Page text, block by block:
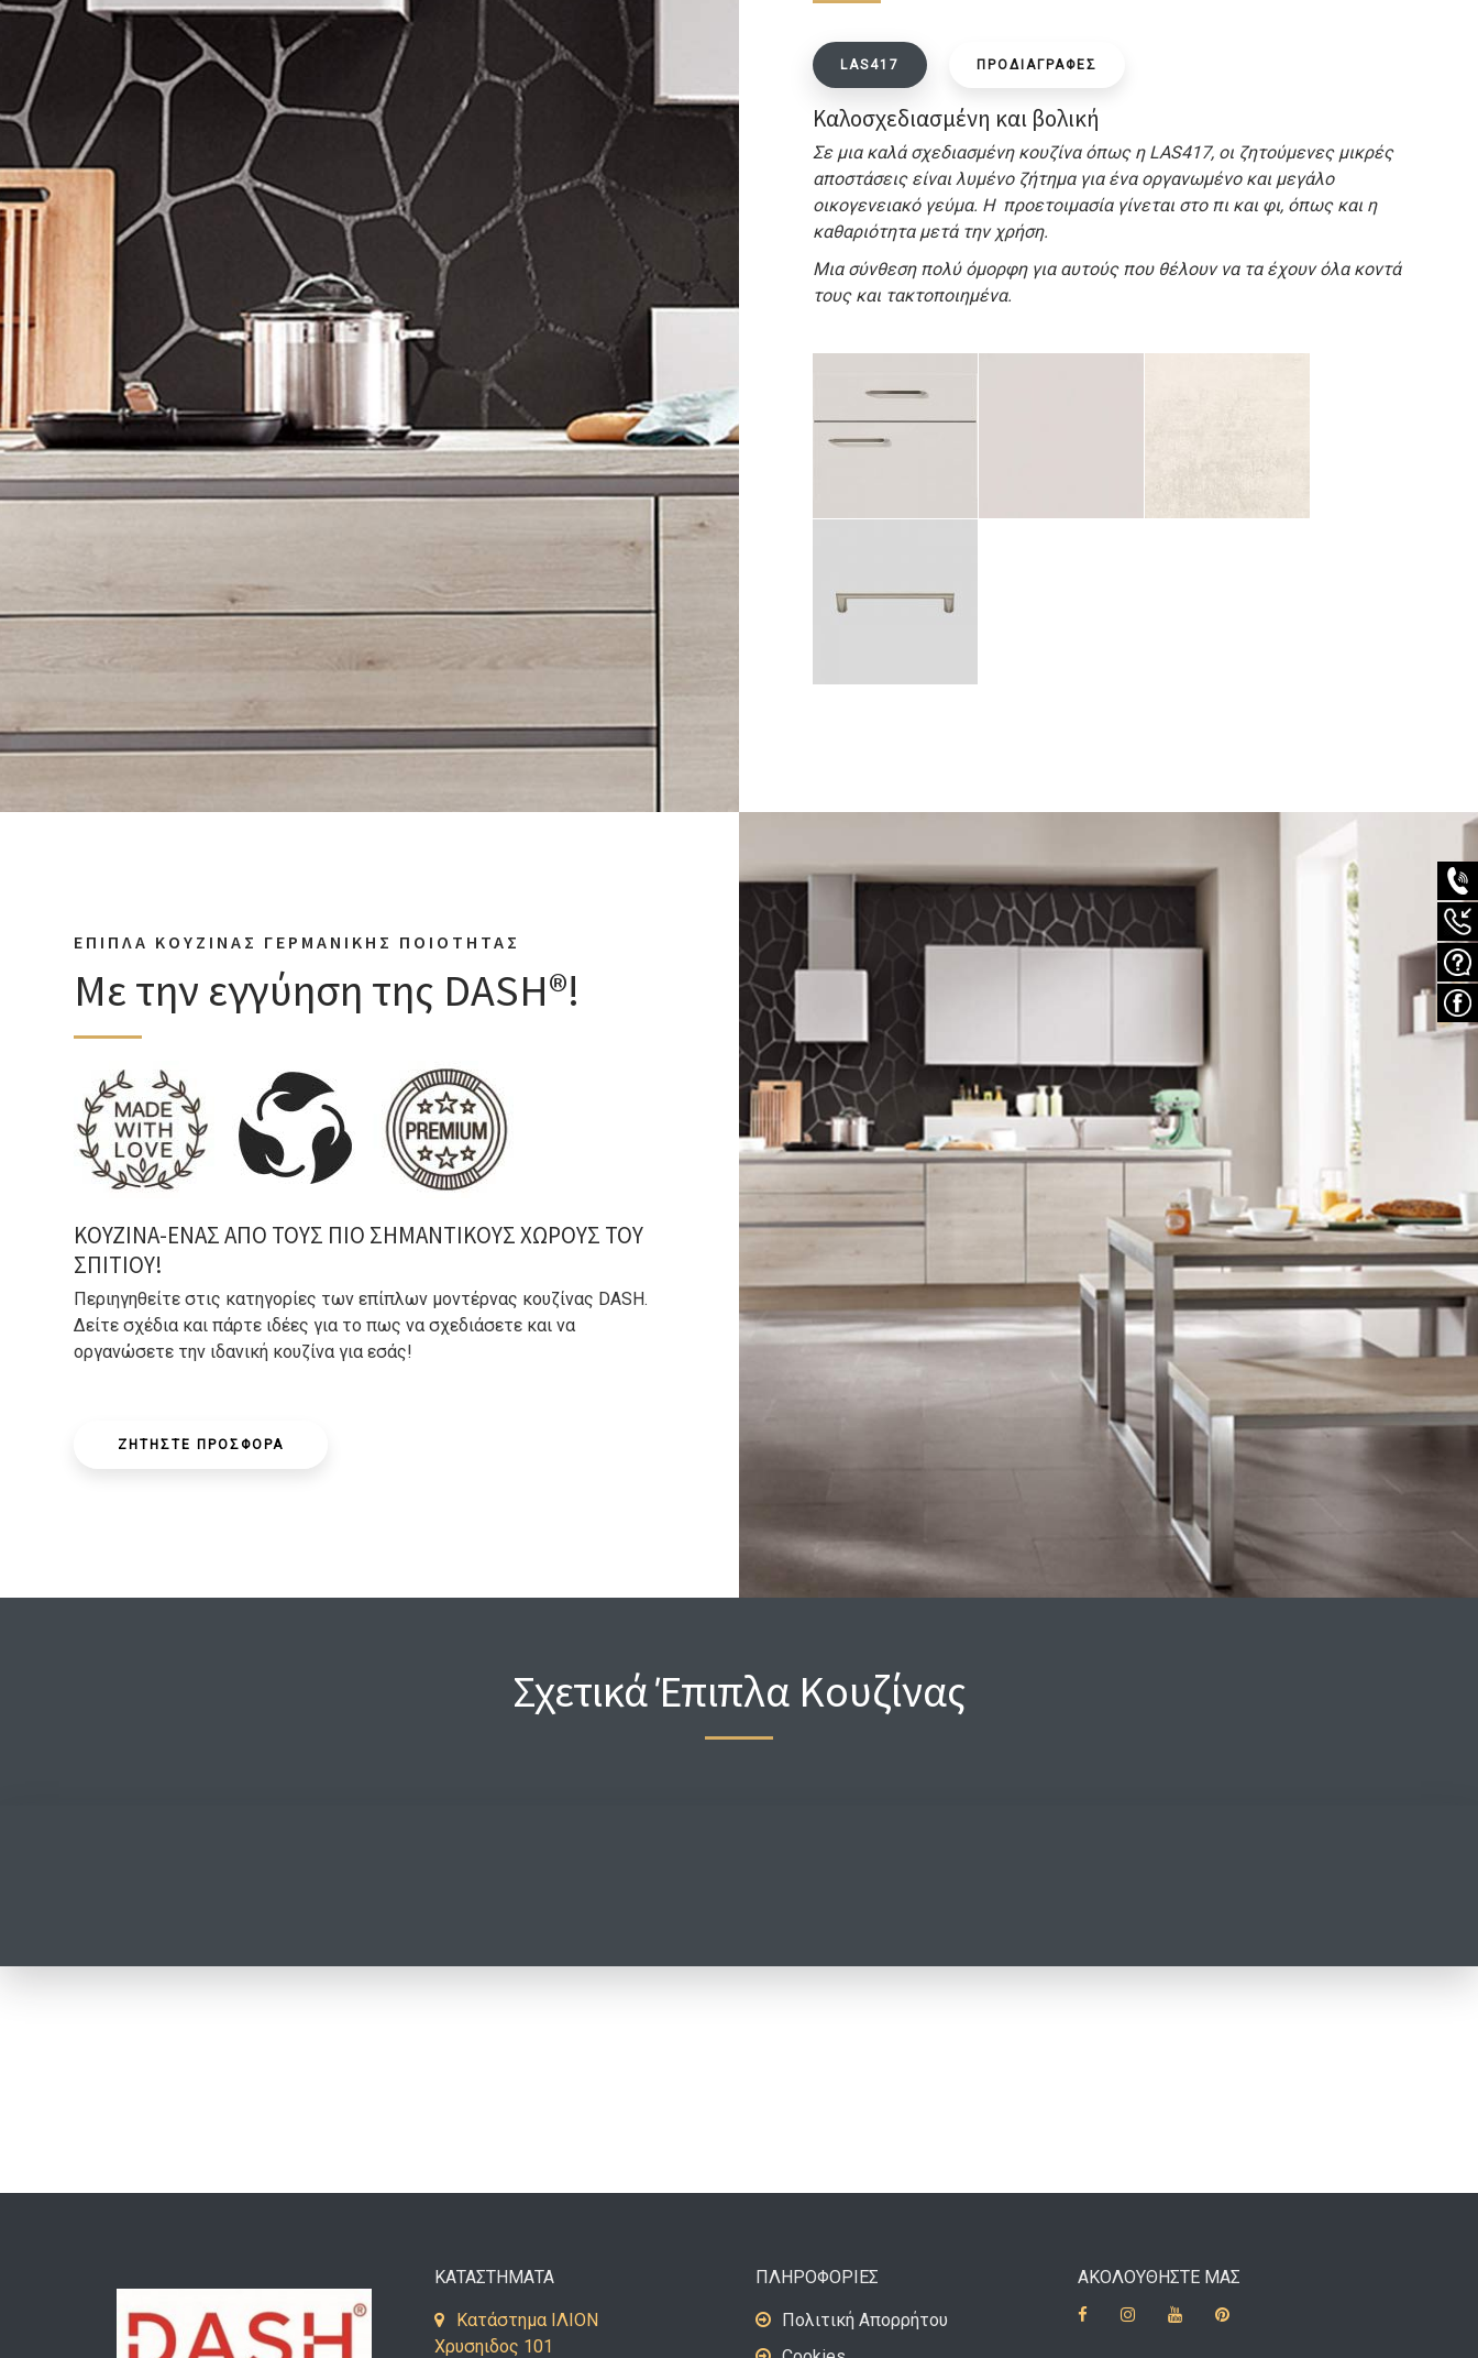
LAS417 ΠΡΟΔΙΑΓΡΑΦΕΣ
Καλοσχεδιασμένη και βολική
Σε μια καλά σχεδιασμένη κουζίνα όπως η LAS417, οι ζητούμενες μικρές
αποστάσεις είναι λυμένο ζήτημα για ένα οργανωμένο και μεγάλο
οικογενειακό γεύμα. Η προετοιμασία γίνεται στο πι και φι, όπως και η
καθαριότητα μετά την χρήση.
Μια σύνθεση πολύ όμορφη για αυτούς που θέλουν να τα έχουν όλα κοντά
τους και τακτοποιημένα.
ΕΠΙΠΛΑ ΚΟΥΖΙΝΑΣ ΓΕΡΜΑΝΙΚΗΣ ΠΟΙΟΤΗΤΑΣ
Με την εγγύηση της DASH®!
ΚΟΥΖΙΝΑ-ΕΝΑΣ ΑΠΟ ΤΟΥΣ ΠΙΟ ΣΗΜΑΝΤΙΚΟΥΣ ΧΩΡΟΥΣ ΤΟΥ
ΣΠΙΤΙΟΥ!
Περιηγηθείτε στις κατηγορίες των επίπλων μοντέρνας κουζίνας DASH.
Δείτε σχέδια και πάρτε ιδέες για το πως να σχεδιάσετε και να
οργανώσετε την ιδανική κουζίνα για εσάς!
ΖΗΤΗΣΤΕ ΠΡΟΣΦΟΡΑ
Σχετικά Έπιπλα Κουζίνας
ΚΑΤΑΣΤΗΜΑΤΑ
Κατάστημα ΙΛΙΟΝ
Χρυσηιδος 101
ΠΛΗΡΟΦΟΡΙΕΣ
Πολιτική Απορρήτου
ΑΚΟΛΟΥΘΗΣΤΕ ΜΑΣ